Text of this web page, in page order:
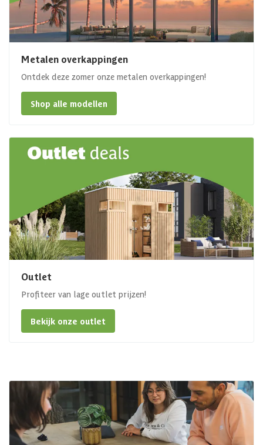
Metalen overkappingen
Ontdek deze zomer onze metalen overkappingen!
Shop alle modellen
Outlet
Profiteer van lage outlet prijzen!
Bekijk onze outlet